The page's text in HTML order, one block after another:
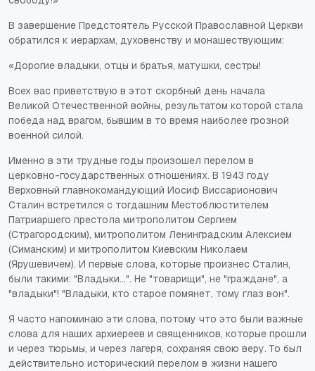
В завершение Предстоятель Русской Православной Церкви
обратился к иерархам, духовенству и монашествующим:
«Дорогие владыки, отцы и братья, матушки, сестры!
Всех вас приветствую в этот скорбный день начала
Великой Отечественной войны, результатом которой стала
победа над врагом, бывшим в то время наиболее грозной
военной силой.
Именно в эти трудные годы произошел перелом в
церковно-государственных отношениях. В 1943 году
Верховный главнокомандующий Иосиф Виссарионович
Сталин встретился с тогдашним Местоблюстителем
Патриаршего престола митрополитом Сергием
(Страгородским), митрополитом Ленинградским Алексием
(Симанским) и митрополитом Киевским Николаем
(Ярушевичем). И первые слова, которые произнес Сталин,
были такими: "Владыки…". Не "товарищи", не "граждане", а
"владыки"! "Владыки, кто старое помянет, тому глаз вон".
Я часто напоминаю эти слова, потому что это были важные
слова для наших архиереев и священников, которые прошли
и через тюрьмы, и через лагеря, сохраняя свою веру. То был
действительно исторический перелом в жизни нашего